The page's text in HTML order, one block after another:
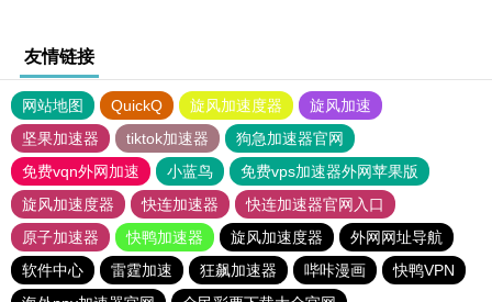
友情链接
网站地图 QuickQ 旋风加速度器
旋风加速
坚果加速器
tiktok加速器
狗急加速器官网
免费vqn外网加速
小蓝鸟
免费vps加速器外网苹果版
旋风加速度器
快连加速器
快连加速器官网入口
原子加速器
快鸭加速器 旋风加速度器
外网网址导航
软件中心
雷霆加速 狂飙加速器 哔咔漫画
快鸭VPN